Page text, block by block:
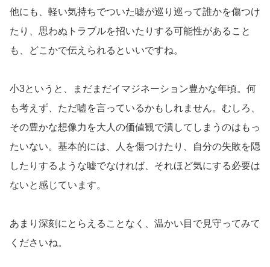
他にも、軽い気持ちでついた嘘が巡り巡って誰かを傷つけ
たり、思わぬトラブルを招いたりする可能性があること
も、どこかで伝えられるといいですね。
小3というと、まだまだイマジネーション豊かな年頃。何
も考えず、ただ嘘を言っているかもしれません。むしろ、
その豊かな想像力を大人の価値観で潰してしまうのはもっ
たいない。基本的には、人を傷つけたり、自分の失敗を隠
したりするような嘘でなければ、それほど気にする必要は
ないと感じています。
あまり深刻にとらえることなく、温かい目で見守ってみて
くださいね。